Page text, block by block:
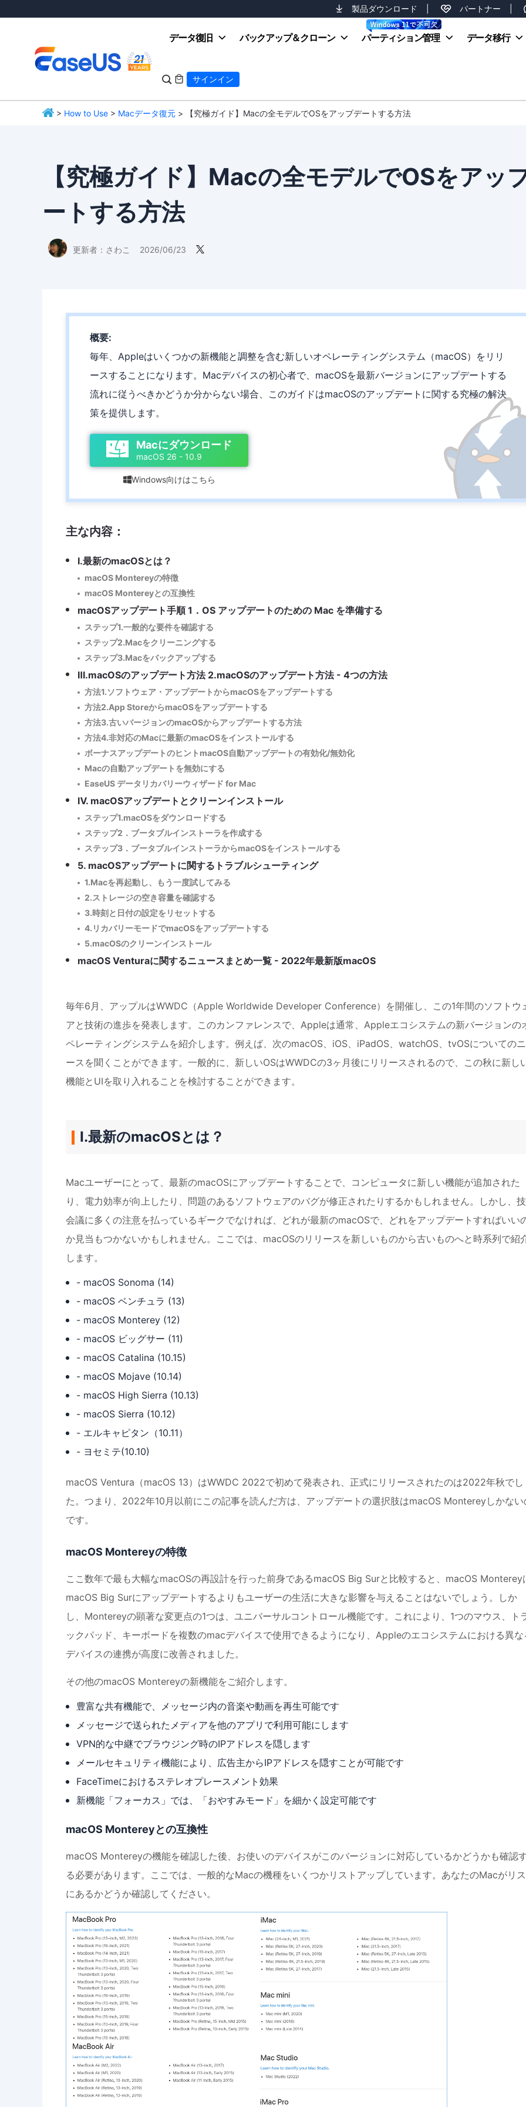
製品ダウンロード パートナー
データ復旧 バックアップ＆クローン パーティション管理 データ移行
  サインイン
> How to Use > Macデータ復元 > 【究極ガイド】Macの全モデルでOSをアップデートする方法
【究極ガイド】Macの全モデルでOSをアッ
ートする方法
更新者： さわこ 2026/06/23 
概要:
毎年、Appleはいくつかの新機能と調整を含む新しいオペレーティングシステム（macOS）をリリ
ースすることになります。Macデバイスの初心者で、macOSを最新バージョンにアップデートする
流れに従うべきかどうか分からない場合、このガイドはmacOSのアップデートに関する究極の解決
策を提供します。
Macにダウンロード
macOS 26 - 10.9
Windows向けはこちら
主な内容：
Ⅰ.最新のmacOSとは？
macOS Montereyの特徴
macOS Montereyとの互換性
macOSアップデート手順 1．OS アップデートのための Mac を準備する
ステップ1.一般的な要件を確認する
ステップ2.Macをクリーニングする
ステップ3.Macをバックアップする
Ⅲ.macOSのアップデート方法 2.macOSのアップデート方法 - 4つの方法
方法1.ソフトウェア・アップデートからmacOSをアップデートする
方法2.App StoreからmacOSをアップデートする
方法3.古いバージョンのmacOSからアップデートする方法
方法4.非対応のMacに最新のmacOSをインストールする
ボーナスアップデートのヒントmacOS自動アップデートの有効化/無効化
Macの自動アップデートを無効にする
EaseUS データリカバリーウィザード for Mac
Ⅳ. macOSアップデートとクリーンインストール
ステップ1.macOSをダウンロードする
ステップ2．ブータブルインストーラを作成する
ステップ3．ブータブルインストーラからmacOSをインストールする
5. macOSアップデートに関するトラブルシューティング
1.Macを再起動し、もう一度試してみる
2.ストレージの空き容量を確認する
3.時刻と日付の設定をリセットする
4.リカバリーモードでmacOSをアップデートする
5.macOSのクリーンインストール
macOS Venturaに関するニュースまとめ一覧 - 2022年最新版macOS
毎年6月、アップルはWWDC（Apple Worldwide Developer Conference）を開催し、この1年間のソフトウ
アと技術の進歩を発表します。このカンファレンスで、Appleは通常、Appleエコシステムの新バージョンの
ペレーティングシステムを紹介します。例えば、次のmacOS、iOS、iPadOS、watchOS、tvOSについての
ースを聞くことができます。一般的に、新しいOSはWWDCの3ヶ月後にリリースされるので、この秋に新し
機能とUIを取り入れることを検討することができます。
Ⅰ.最新のmacOSとは？
Macユーザーにとって、最新のmacOSにアップデートすることで、コンピュータに新しい機能が追加された
り、電力効率が向上したり、問題のあるソフトウェアのバグが修正されたりするかもしれません。しかし、
会議に多くの注意を払っているギークでなければ、どれが最新のmacOSで、どれをアップデートすればいい
か見当もつかないかもしれません。ここでは、macOSのリリースを新しいものから古いものへと時系列で紹
します。
- macOS Sonoma (14)
- macOS ベンチュラ (13)
- macOS Monterey (12)
- macOS ビッグサー (11)
- macOS Catalina (10.15)
- macOS Mojave (10.14)
- macOS High Sierra (10.13)
- macOS Sierra (10.12)
- エルキャピタン（10.11）
- ヨセミテ(10.10)
macOS Ventura（macOS 13）はWWDC 2022で初めて発表され、正式にリリースされたのは2022年秋でし
た。つまり、2022年10月以前にこの記事を読んだ方は、アップデートの選択肢はmacOS Montereyしかない
です。
macOS Montereyの特徴
ここ数年で最も大幅なmacOSの再設計を行った前身であるmacOS Big Surと比較すると、macOS Monterey
macOS Big Surにアップデートするよりもユーザーの生活に大きな影響を与えることはないでしょう。しか
し、Montereyの顕著な変更点の1つは、ユニバーサルコントロール機能です。これにより、1つのマウス、ト
ックパッド、キーボードを複数のmacデバイスで使用できるようになり、Appleのエコシステムにおける異な
デバイスの連携が高度に改善されました。
その他のmacOS Montereyの新機能をご紹介します。
豊富な共有機能で、メッセージ内の音楽や動画を再生可能です
メッセージで送られたメディアを他のアプリで利用可能にします
VPN的な中継でブラウジング時のIPアドレスを隠します
メールセキュリティ機能により、広告主からIPアドレスを隠すことが可能です
FaceTimeにおけるステレオプレースメント効果
新機能「フォーカス」では、「おやすみモード」を細かく設定可能です
macOS Montereyとの互換性
macOS Montereyの機能を確認した後、お使いのデバイスがこのバージョンに対応しているかどうかも確認
る必要があります。ここでは、一般的なMacの機種をいくつかリストアップしています。あなたのMacがリ
にあるかどうか確認してください。